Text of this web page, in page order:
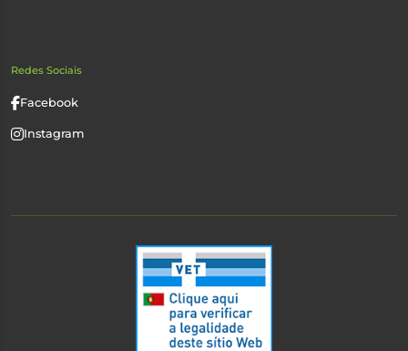
Redes Sociais
Facebook
Instagram